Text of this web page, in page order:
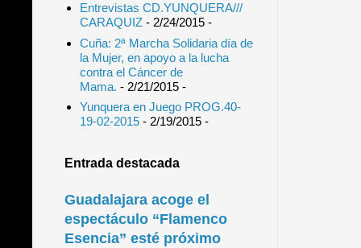
Entrevistas CD.YUNQUERA///
CARAQUIZ- 2/24/2015-
Cuña: 2ª Marcha Solidaria día de
la Mujer, en apoyo a la lucha
contra el Cáncer de
Mama. - 2/21/2015-
Yunquera en Juego PROG.40-
19-02-2015- 2/19/2015-
Entrada destacada
Guadalajara acoge el
espectáculo “Flamenco
Esencia” esté próximo